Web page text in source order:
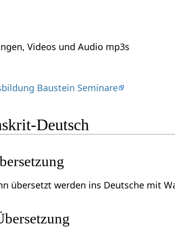
Videos und Audio mp3s
Baustein Seminare
Deutsch
übersetzt werden ins Deutsche mit